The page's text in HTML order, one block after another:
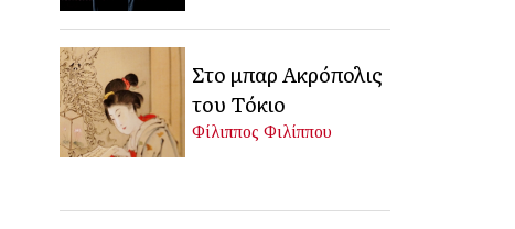
Στο μπαρ Ακρόπολις
του Τόκιο
Φίλιππος Φιλίππου